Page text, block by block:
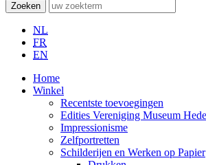
Zoeken
NL
FR
EN
Home
Winkel
Recentste toevoegingen
Edities Vereniging Museum
Impressionisme
Zelfportretten
Schilderijen en Werken op Papier